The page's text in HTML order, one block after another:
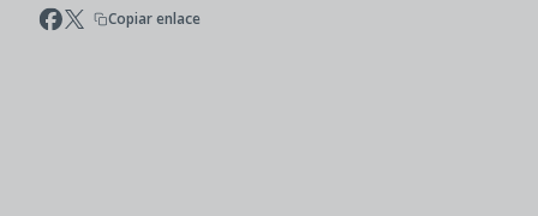
Copiar enlace